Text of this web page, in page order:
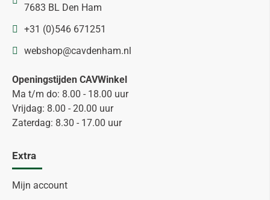
7683 BL Den Ham
+31 (0)546 671251
webshop@cavdenham.nl
Openingstijden CAVWinkel
Ma t/m do: 8.00 - 18.00 uur
Vrijdag: 8.00 - 20.00 uur
Zaterdag: 8.30 - 17.00 uur
Extra
Mijn account